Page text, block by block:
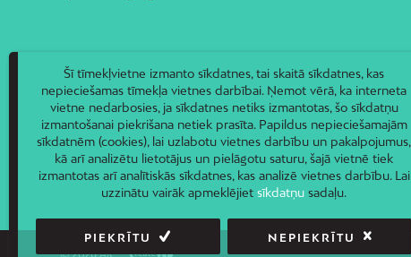
© 2026 AIC
Šī tīmekļvietne izmanto sīkdatnes, tai skaitā sīkdatnes, kas
nepieciešamas tīmekļa vietnes darbībai. Ņemot vērā, ka interneta
vietne nedarbosies, ja sīkdatnes netiks izmantotas, šo sīkdatņu
izmantošanai piekrišana netiek prasīta. Papildus nepieciešamajām
sīkdatnēm (cookies), lai uzlabotu vietnes darbību un pakalpojumus,
kā arī analizētu lietotājus un pielāgotu saturu, šajā vietnē tiek
izmantotas arī analītiskās sīkdatnes, kas analizē vietnes darbību. Lai
uzzinātu vairāk apmeklējietsīkdatņu sadaļu.
PIEKRĪTU NEPIEKRĪTU